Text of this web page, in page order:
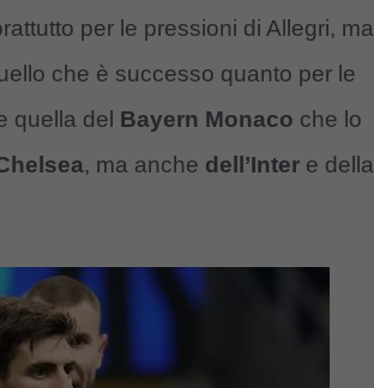
per le pressioni di Allegri, ma
che è successo quanto per le
quella del Bayern Monaco che lo
, ma anche dell’Inter e della